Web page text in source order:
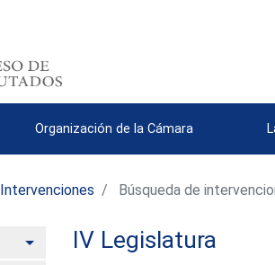
Organización de la Cámara
Intervenciones Búsqueda de
AlternarIV Legislatura